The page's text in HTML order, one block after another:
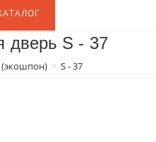
дверь S - 37
(экошпон) > S - 37